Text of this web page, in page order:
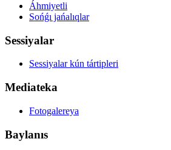
Áhmiyetli
Sońǵı jańalıqlar
Sessiyalar
Sessiyalar kún tártipleri
Mediateka
Fotogalereya
Baylanıs